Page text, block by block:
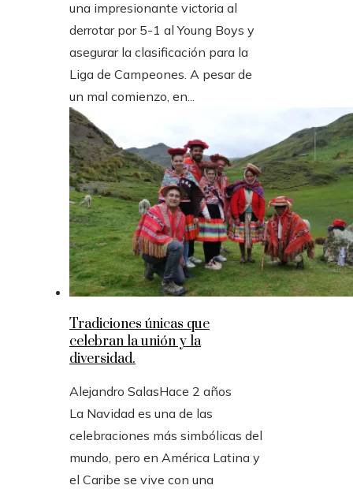
una impresionante victoria al
derrotar por 5-1 al Young Boys y
asegurar la clasificación para la
Liga de Campeones. A pesar de
un mal comienzo, en...
Tradiciones únicas que
celebran la unión y la
diversidad.
Alejandro SalasHace 2 años
La Navidad es una de las
celebraciones más simbólicas del
mundo, pero en América Latina y
el Caribe se vive con una